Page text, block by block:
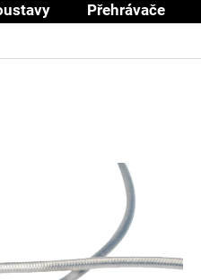
Přehrávače